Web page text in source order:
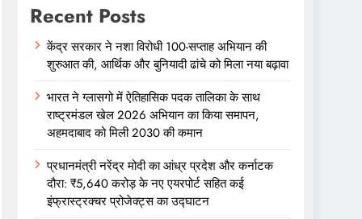
Recent Posts
केंद्र सरकार ने नशा विरोधी 100-सप्ताह अभियान की
शुरुआत की, आर्थिक और बुनियादी ढांचे को मिला नया बढ़ावा
भारत ने ग्लासगो में ऐतिहासिक पदक तालिका के साथ
राष्ट्रमंडल खेल 2026 अभियान का किया समापन,
अहमदाबाद को मिली 2030 की कमान
प्रधानमंत्री नरेंद्र मोदी का आंध्र प्रदेश और कर्नाटक
दौरा: ₹5,640 करोड़ के नए एयरपोर्ट सहित कई
इंफ्रास्ट्रक्चर प्रोजेक्ट्स का उद्घाटन